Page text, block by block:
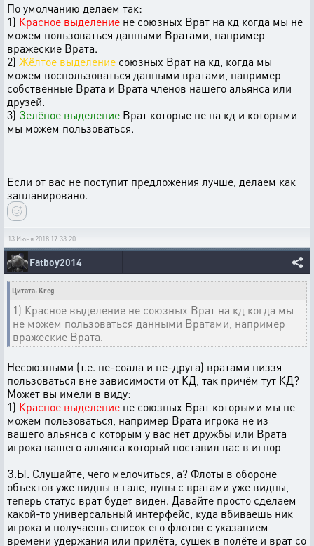
По умолчанию делаем так:
1) Красное выделение не союзных Врат на кд когда мы не
можем пользоваться данными Вратами, например
вражеские Врата.
2) Жёлтое выделение союзных Врат на кд, когда мы
можем воспользоваться данными вратами, например
собственные Врата и Врата членов нашего альянса или
друзей.
3) Зелёное выделение Врат которые не на кд и которыми
мы можем пользоваться.
Если от вас не поступит предложения лучше, делаем как
запланировано.
13 Июня 2018 17:33:20
Fatboy2014
Цитата: Kreg
1) Красное выделение не союзных Врат на кд когда мы
не можем пользоваться данными Вратами, например
вражеские Врата.
Несоюзными (т.е. не-соала и не-друга) вратами низзя
пользоваться вне зависимости от КД, так причём тут КД?
Может вы имели в виду:
1) Красное выделение не союзных Врат которыми мы не
можем пользоваться, например Врата игрока не из
вашего альянса с которым у вас нет дружбы или Врата
игрока вашего альянса который поставил вас в игнор
З.Ы. Слушайте, чего мелочиться, а? Флоты в обороне
объектов уже видны в гале, луны с вратами уже видны,
теперь статус врат будет виден. Давайте просто сделаем
какой-то универсальный интерфейс, куда вбиваешь ник
игрока и получаешь список его флотов с указанием
времени удержания или прилёта, сушек в полёте и врат со